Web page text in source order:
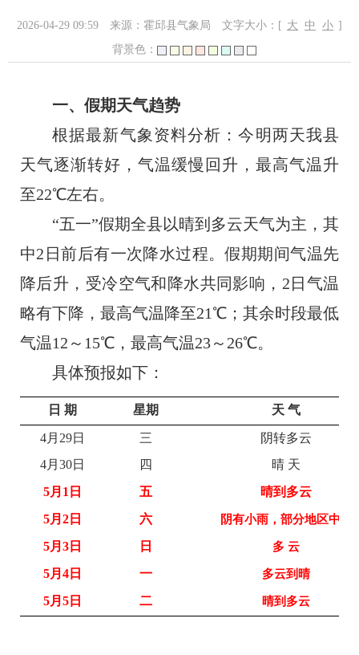
2026-04-29 09:59 来源：霍邱县气象局 文字大小：[ 大 中 小 ]
背景色：
一、假期天气趋势
根据最新气象资料分析：今明两天我县
天气逐渐转好，气温缓慢回升，最高气温升
至22℃左右。
“五一”假期全县以晴到多云天气为主，其
中2日前后有一次降水过程。假期期间气温先
降后升，受冷空气和降水共同影响， 2日气温
略有下降，最高气温降至21℃；其余时段最低
气温12～15℃，最高气温23～26℃。
具体预报如下：
日 期 星期 天 气
4月29日 三
阴转多云
4月30日 四
晴 天
5月1 日 五
晴到多云
5月 2日 六 阴有小雨，部分地区中雨
5月 3日 日 多 云
5月 4日 一 多云到晴
5月 5日 二 晴到多云